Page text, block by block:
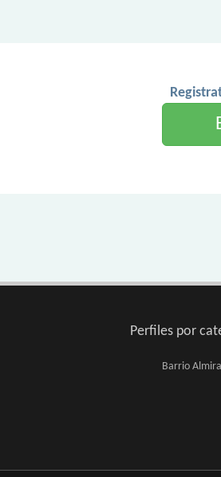
Perfiles por
Barrio